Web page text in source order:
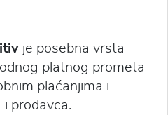
je posebna vrsta
platnog prometa
plaćanjima i
prodavca.